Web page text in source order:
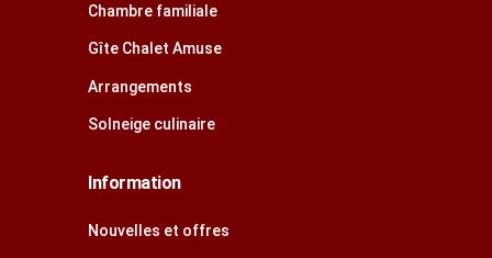
Chambre familiale
Gîte Chalet Amuse
Arrangements
Solneige culinaire
Information
Nouvelles et offres